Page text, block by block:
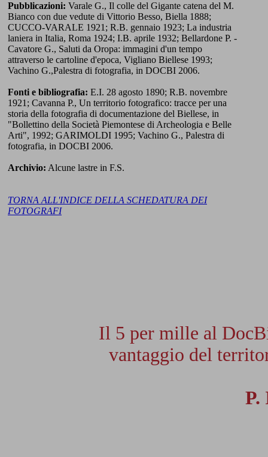
Pubblicazioni: Varale G., Il colle del Gigante catena del M.
Bianco con due vedute di Vittorio Besso, Biella 1888;
CUCCO-VARALE 1921; R.B. gennaio 1923; La industria
laniera in Italia, Roma 1924; I.B. aprile 1932; Bellardone P. -
Cavatore G., Saluti da Oropa: immagini d'un tempo
attraverso le cartoline d'epoca, Vigliano Biellese 1993;
Vachino G.,Palestra di fotografia, in DOCBI 2006.
Fonti e bibliografia: E.I. 28 agosto 1890; R.B. novembre
1921; Cavanna P., Un territorio fotografico: tracce per una
storia della fotografia di documentazione del Biellese, in
"Bollettino della Società Piemontese di Archeologia e Belle
Arti", 1992; GARIMOLDI 1995; Vachino G., Palestra di
fotografia, in DOCBI 2006.
Archivio: Alcune lastre in F.S.
TORNA ALL'INDICE DELLA SCHEDATURA DEI
FOTOGRAFI
Il 5 per mille al
vantaggio del
P.